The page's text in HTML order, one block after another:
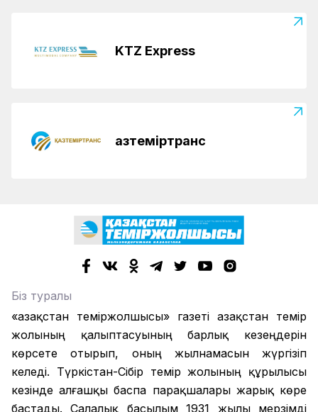
KTZ Express
Қазтеміртранс
Біз туралы
«Қазақстан теміржолшысы» газеті Қазақстан темір
жолының қалыптасуының барлық кезеңдерін
көрсете отырып, оның жылнамасын жүргізіп
келеді. Түркістан-Сібір темір жолының құрылысы
кезінде алғашқы баспа парақшалары жарық көре
бастады. Салалық басылым 1931 жылы мерзімді